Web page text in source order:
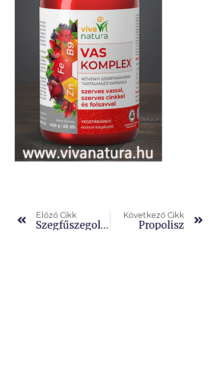
Előző Cikk
Szegfűszegolaj
Következő Cikk
Propolisz